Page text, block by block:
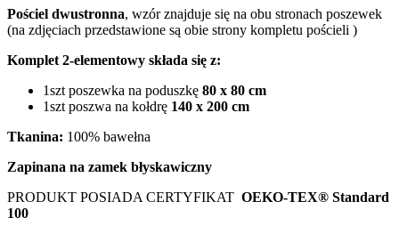
Pościel dwustronna, wzór znajduje się na obu stronach poszewek
(na zdjęciach przedstawione są obie strony kompletu pościeli )
Komplet 2-elementowy składa się z:
1szt poszewka na poduszkę 80 x 80 cm
1szt poszwa na kołdrę 140 x 200 cm
Tkanina: 100% bawełna
Zapinana na zamek błyskawiczny
PRODUKT POSIADA CERTYFIKAT OEKO-TEX® Standard
100